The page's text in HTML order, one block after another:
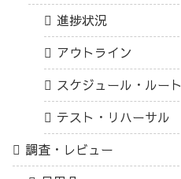
進捗状況
アウトライン
スケジュール・ルート
テスト・リハーサル
調査・レビュー